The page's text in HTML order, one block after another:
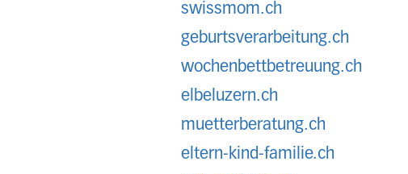
swissmom.ch
geburtsverarbeitung.ch
wochenbettbetreuung.ch
elbeluzern.ch
muetterberatung.ch
eltern-kind-familie.ch